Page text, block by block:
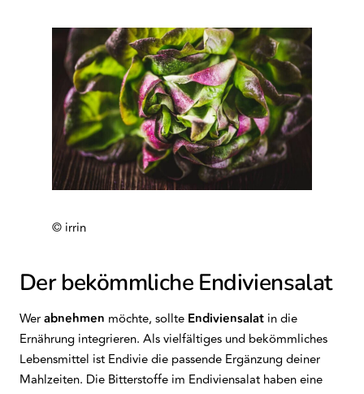
© irrin
Der bekömmliche Endiviensalat
Werabnehmen möchte, sollte Endiviensalat in die
Ernährung integrieren. Als vielfältiges und bekömmliches
Lebensmittel ist Endivie die passende Ergänzung deiner
Mahlzeiten. Die Bitterstoffe im Endiviensalat haben eine